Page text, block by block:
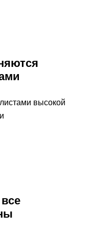
высокой